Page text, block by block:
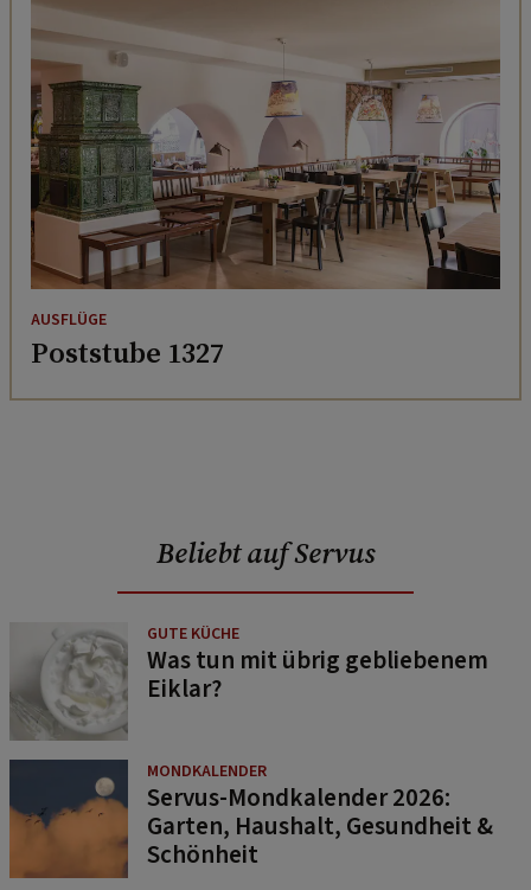
AUSFLÜGE
Poststube 1327
Beliebt auf Servus
GUTE KÜCHE
Was tun mit übrig gebliebenem
Eiklar?
MONDKALENDER
Servus-Mondkalender 2026:
Garten, Haushalt, Gesundheit &
Schönheit